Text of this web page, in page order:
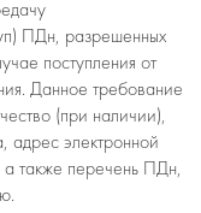
ПДн, разрешенных
поступления от
Данное требование
(при наличии),
адрес электронной
а также перечень ПДн,